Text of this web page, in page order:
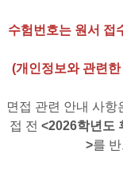
수험번호는 원서 접
(개인정보와 관련
면접 관련 안내 사항
접 전 <2026학년도
>를